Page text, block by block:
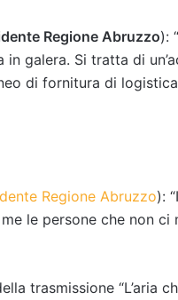
Regione Abruzzo):
galera. Si tratta di
di fornitura di
Regione Abruzzo):
le persone che non
trasmissione “L’aria